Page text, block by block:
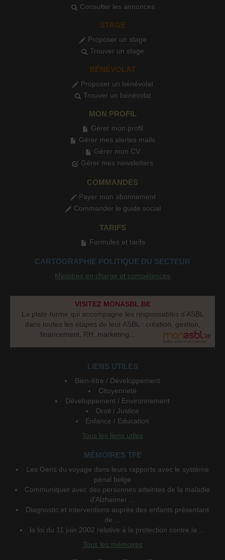
Consulter les annonces
STAGE
Proposer un stage
Trouver un stage
BÉNÉVOLAT
Proposer un bénévolat
Trouver un bénévolat
MON PROFIL
Gérer mon profil
Gérer mes alertes mails
Gérer mon CV
Gérer mes newsletters
COMMANDES
Payer mon abonnement
Commander le guide social
TARIFS
Formules et tarifs
CARTOGRAPHIE POLITIQUE DU SECTEUR
Ministres en charge et compétences
VISITEZ MONASBL.BE
La plate-forme qui accompagne les responsables d’ASBL
dans toutes les étapes de leur ASBL : création, gestion,
financement, RH, marketing...
LIENS UTILES
Bien-être / Développement
Citoyenneté
Développement / Environnement
Droit / Justice
Enfance / Education
Tous les liens utiles
MÉMOIRES TFE
Les Gens du voyage dans leurs rapports avec le système
pénal belge
Communiquer avec des personnes atteintes de la maladie
d'Alzheimer ...
Diagnostic et interventions auprès des enfants présentant
de ...
la loi du 11 juin 2002 relative à la protection contre la ...
Tous les mémoires